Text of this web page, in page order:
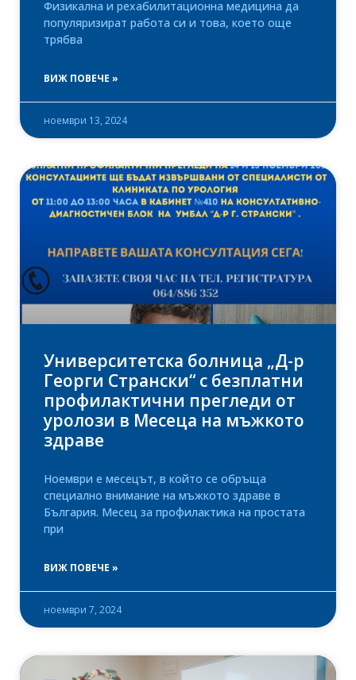
Физикална и рехабилитационна медицина да
популяризират работа си и това, което още
трябва
ВИЖ ПОВЕЧЕ »
ноември 13, 2024
Университетска болница „Д-р
Георги Странски“ с безплатни
профилактични прегледи от
уролози в Месеца на мъжкото
здраве
Ноември е месецът, в който се обръща
специално внимание на мъжкото здраве в
България. Месец за профилактика на простата
при
ВИЖ ПОВЕЧЕ »
ноември 7, 2024